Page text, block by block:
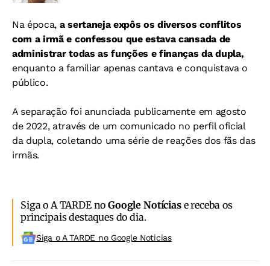
Na época, a sertaneja expôs os diversos conflitos
com a irmã e confessou que estava cansada de
administrar todas as funções e finanças da dupla,
enquanto a familiar apenas cantava e conquistava o
público.
A separação foi anunciada publicamente em agosto
de 2022, através de um comunicado no perfil oficial
da dupla, coletando uma série de reações dos fãs das
irmãs.
Siga o A TARDE noGoogle Notíciase receba os
principais destaques do dia.
Siga o A TARDE no Google Noticias